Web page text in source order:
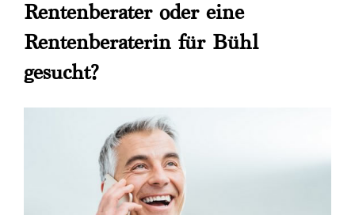
Rentenberater oder eine
Rentenberaterin für Bühl
gesucht?